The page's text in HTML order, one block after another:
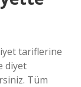
tariflerine
diyet
Tüm